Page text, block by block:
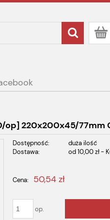
220x200x45/77mm
Dostępność:
duża ilość
Dostawa:
od 10,00 zł -
płatności
Cena: 50,54 zł
op.